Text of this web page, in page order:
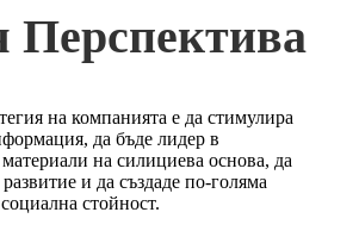
Перспектива
на компанията е да стимулира
да бъде лидер в
на силициева основа, да
и да създаде по-голяма
стойност.